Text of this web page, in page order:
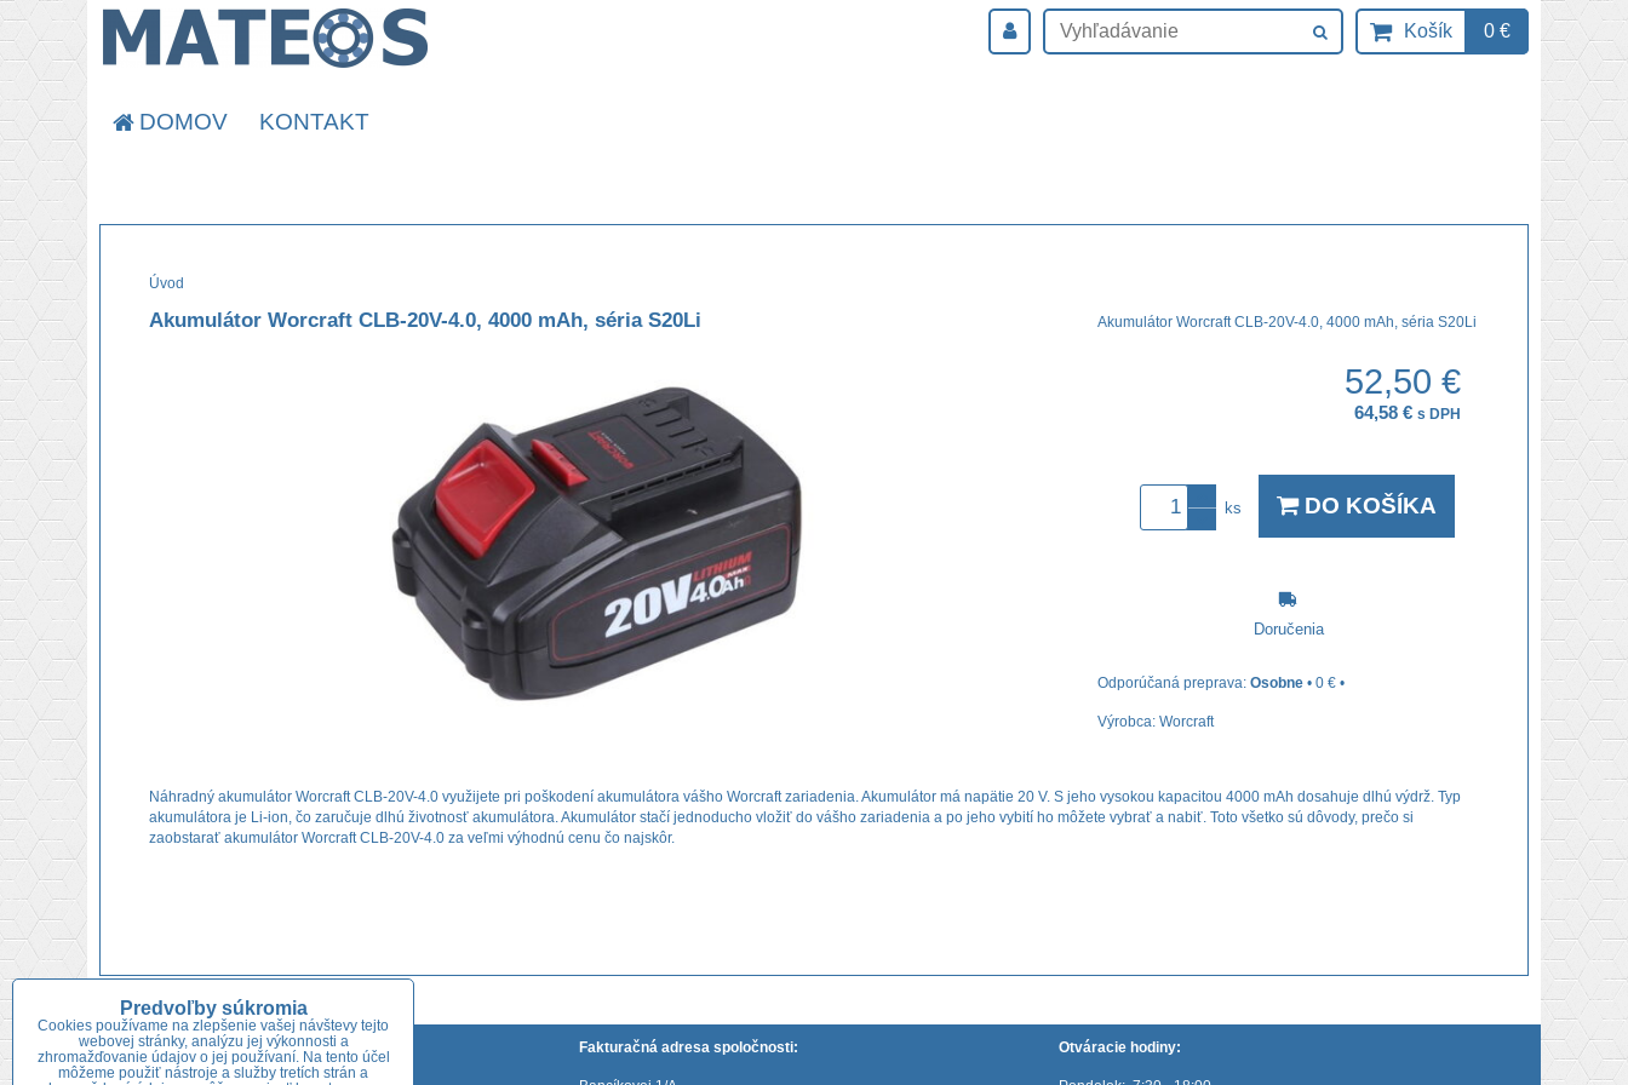
Košík 0 €
DOMOV KONTAKT
Úvod
Akumulátor Worcraft CLB-20V-4.0, 4000 mAh, séria S20Li Akumulátor Worcraft CLB-20V-4.0, 4000 mAh, séria S20Li
52,50 €
64,58 € s DPH
ks DO KOŠÍKA
Doručenia
Osobne • 0 € •
Výrobca: Worcraft
Náhradný akumulátor Worcraft CLB-20V-4.0 využijete pri poškodení akumulátora vášho Worcraft zariadenia. Akumulátor má napätie 20 V. S jeho vysokou kapacitou 4000 mAh dosahuje dlhú výdrž. Typ
akumulátora je Li-ion, čo zaručuje dlhú životnosť akumulátora. Akumulátor stačí jednoducho vložiť do vášho zariadenia a po jeho vybití ho môžete vybrať a nabiť. Toto všetko sú dôvody, prečo si
zaobstarať akumulátor Worcraft CLB-20V-4.0 za veľmi výhodnú cenu čo najskôr.
Adresa predajne: Fakturačná adresa spoločnosti: Otváracie hodiny:
Predvoľby súkromia
Cookies používame na zlepšenie vašej návštevy tejto
webovej stránky, analýzu jej výkonnosti a
zhromažďovanie údajov o jej používaní. Na tento účel
môžeme použiť nástroje a služby tretích strán a